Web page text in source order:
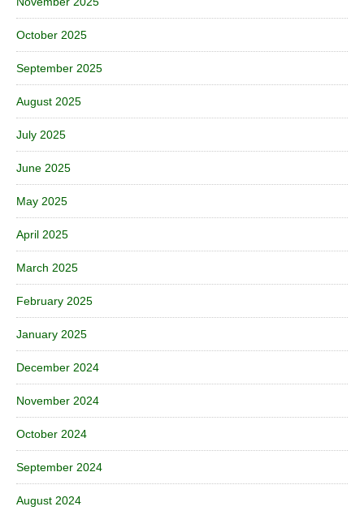
October 2025
September 2025
August 2025
July 2025
June 2025
May 2025
April 2025
March 2025
February 2025
January 2025
December 2024
November 2024
October 2024
September 2024
August 2024